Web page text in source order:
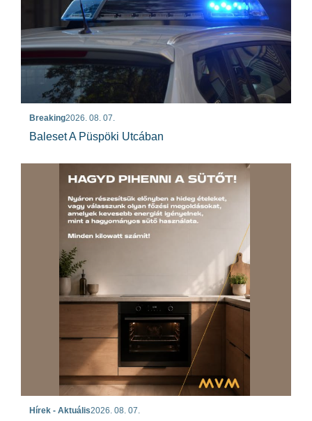
Breaking2026. 08. 07.
Baleset A Püspöki Utcában
Hírek - Aktuális2026. 08. 07.